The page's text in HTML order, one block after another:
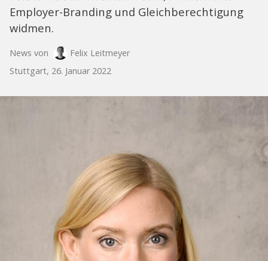
Employer-Branding und Gleichberechtigung
widmen.
News von
Felix Leitmeyer
Stuttgart, 26. Januar 2022